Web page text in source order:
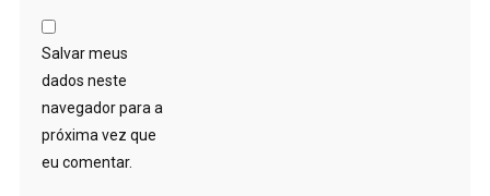
Salvar meus
dados neste
navegador para a
próxima vez que
eu comentar.